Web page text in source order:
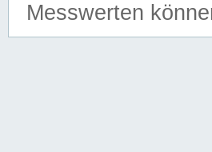
Messwerten